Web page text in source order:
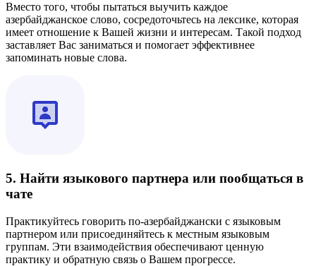
Вместо того, чтобы пытаться выучить каждое
азербайджанское слово, сосредоточьтесь на лексике, которая
имеет отношение к Вашей жизни и интересам. Такой подход
заставляет Вас заниматься и помогает эффективнее
запоминать новые слова.
5. Найти языкового партнера или пообщаться в
чате
Практикуйтесь говорить по-азербайджански с языковым
партнером или присоединяйтесь к местным языковым
группам. Эти взаимодействия обеспечивают ценную
практику и обратную связь о Вашем прогрессе.